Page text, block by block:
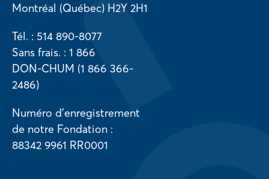
Montréal (Québec) H2Y 2H1
Tél. : 514 890-8077
Sans frais. : 1 866
DON-CHUM (1 866 366-
2486)
Numéro d’enregistrement
de notre Fondation :
88342 9961 RR0001